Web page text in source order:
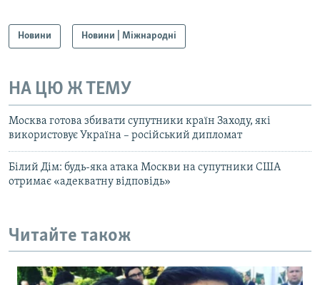
Новини Новини | Міжнародні
НА ЦЮ Ж ТЕМУ
Москва готова збивати супутники країн Заходу, які
використовує Україна – російський дипломат
Білий Дім: будь-яка атака Москви на супутники США
отримає «адекватну відповідь»
Читайте також